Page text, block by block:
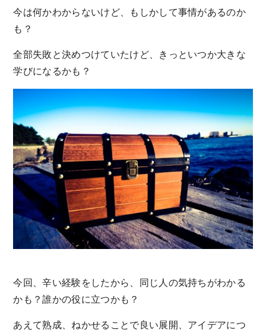
今は何かわからないけど、もしかして事情があるのか
も？
全部失敗と決めつけていたけど、きっといつか大きな
学びになるかも？
今回、辛い経験をしたから、同じ人の気持ちがわかる
かも？誰かの役に立つかも？
あえて熟成、ねかせることで良い展開、アイデアにつ